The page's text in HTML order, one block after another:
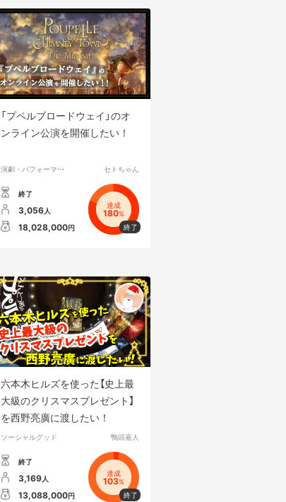
「プペルブロードウェイ」のオ
ンライン公演を開催したい！
演劇・パフォーマンス セトちゃん
終了
3,056人
18,028,000円
達成
180%
六本木ヒルズを使った【史上最
大級のクリスマスプレゼント】
を西野亮廣に渡したい！
ソーシャルグッド 鴨頭嘉人
終了
3,169人
13,088,000円
達成
103%